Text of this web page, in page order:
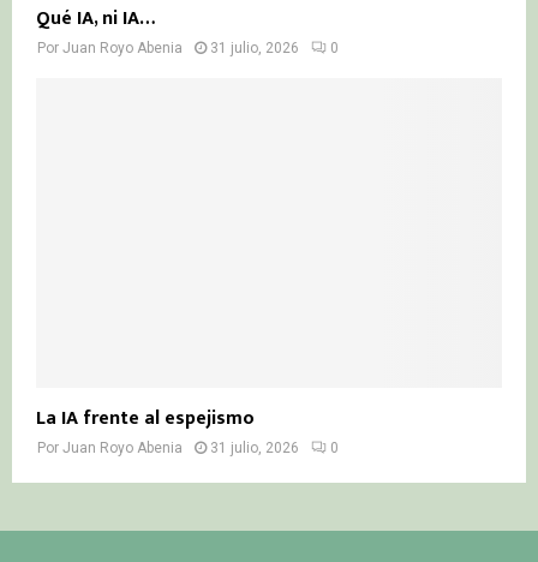
Qué IA, ni IA…
Por Juan Royo Abenia 31 julio, 2026 0
La IA frente al espejismo
Por Juan Royo Abenia 31 julio, 2026 0